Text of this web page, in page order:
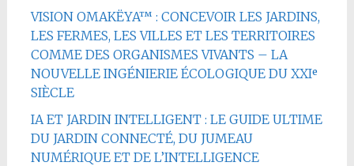
VISION OMAKËYA™ : CONCEVOIR LES JARDINS,
LES FERMES, LES VILLES ET LES TERRITOIRES
COMME DES ORGANISMES VIVANTS – LA
NOUVELLE INGÉNIERIE ÉCOLOGIQUE DU XXIᵉ
SIÈCLE
IA ET JARDIN INTELLIGENT : LE GUIDE ULTIME
DU JARDIN CONNECTÉ, DU JUMEAU
NUMÉRIQUE ET DE L’INTELLIGENCE